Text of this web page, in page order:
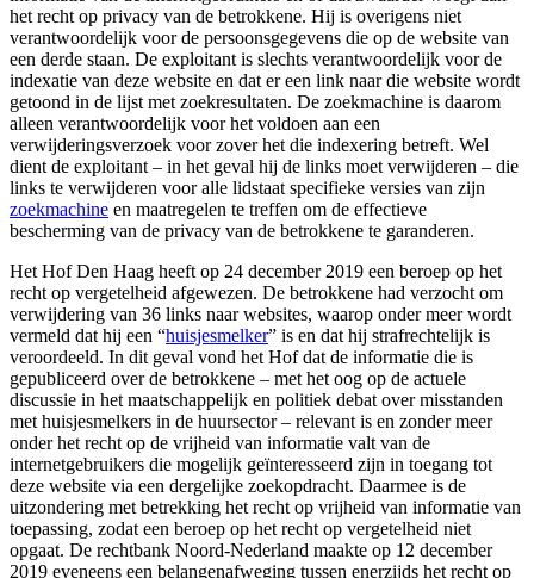
het recht op privacy van de betrokkene. Hij is overigens niet
verantwoordelijk voor de persoonsgegevens die op de website van
een derde staan. De exploitant is slechts verantwoordelijk voor de
indexatie van deze website en dat er een link naar die website wordt
getoond in de lijst met zoekresultaten. De zoekmachine is daarom
alleen verantwoordelijk voor het voldoen aan een
verwijderingsverzoek voor zover het die indexering betreft. Wel
dient de exploitant – in het geval hij de links moet verwijderen – die
links te verwijderen voor alle lidstaat specifieke versies van zijn
zoekmachine en maatregelen te treffen om de effectieve
bescherming van de privacy van de betrokkene te garanderen.
Het Hof Den Haag heeft op 24 december 2019 een beroep op het
recht op vergetelheid afgewezen. De betrokkene had verzocht om
verwijdering van 36 links naar websites, waarop onder meer wordt
vermeld dat hij een “huisjesmelker” is en dat hij strafrechtelijk is
veroordeeld. In dit geval vond het Hof dat de informatie die is
gepubliceerd over de betrokkene – met het oog op de actuele
discussie in het maatschappelijk en politiek debat over misstanden
met huisjesmelkers in de huursector – relevant is en zonder meer
onder het recht op de vrijheid van informatie valt van de
internetgebruikers die mogelijk geïnteresseerd zijn in toegang tot
deze website via een dergelijke zoekopdracht. Daarmee is de
uitzondering met betrekking het recht op vrijheid van informatie van
toepassing, zodat een beroep op het recht op vergetelheid niet
opgaat. De rechtbank Noord-Nederland maakte op 12 december
2019 eveneens een belangenafweging tussen enerzijds het recht op